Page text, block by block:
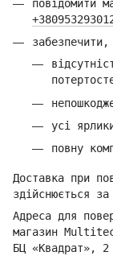
повідомити
усі
повну
Доставка при
здійснюється
Адреса для
магазин
БЦ «Квадрат», 2